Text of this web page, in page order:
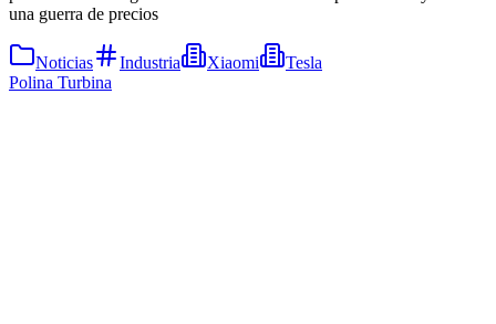
una guerra de precios
Noticias Industria Xiaomi
Tesla
Polina Turbina